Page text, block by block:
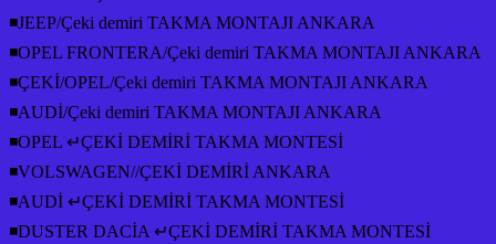
◾JEEP/Çeki demiri TAKMA MONTAJI ANKARA
◾OPEL FRONTERA/Çeki demiri TAKMA MONTAJI ANKARA
◾ÇEKİ/OPEL/Çeki demiri TAKMA MONTAJI ANKARA
◾AUDİ/Çeki demiri TAKMA MONTAJI ANKARA
◾OPEL ↵ÇEKİ DEMİRİ TAKMA MONTESİ
◾VOLSWAGEN//ÇEKİ DEMİRİ ANKARA
◾AUDİ ↵ÇEKİ DEMİRİ TAKMA MONTESİ
◾DUSTER DACİA ↵ÇEKİ DEMİRİ TAKMA MONTESİ